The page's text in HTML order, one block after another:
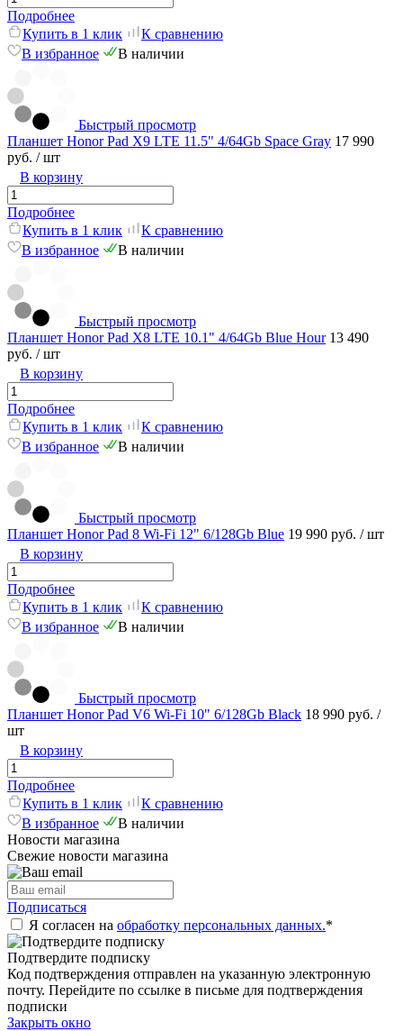
Подробнее
Купить в 1 клик
К сравнению
В избранное
В наличии
Быстрый просмотр
Планшет Honor Pad X9 LTE 11.5" 4/64Gb Space Gray 17 990
руб. / шт
В корзину
Подробнее
Купить в 1 клик
К сравнению
В избранное
В наличии
Быстрый просмотр
Планшет Honor Pad X8 LTE 10.1" 4/64Gb Blue Hour 13 490
руб. / шт
В корзину
Подробнее
Купить в 1 клик
К сравнению
В избранное
В наличии
Быстрый просмотр
Планшет Honor Pad 8 Wi-Fi 12" 6/128Gb Blue 19 990 руб. / шт
В корзину
Подробнее
Купить в 1 клик
К сравнению
В избранное
В наличии
Быстрый просмотр
Планшет Honor Pad V6 Wi-Fi 10" 6/128Gb Black 18 990 руб. /
шт
В корзину
Подробнее
Купить в 1 клик
К сравнению
В избранное
В наличии
Новости магазина
Свежие новости магазина
Подписаться
Я согласен на обработку персональных данных.*
Подтвердите подписку
Код подтверждения отправлен на указанную электронную
почту. Перейдите по ссылке в письме для подтверждения
подписки
Закрыть окно